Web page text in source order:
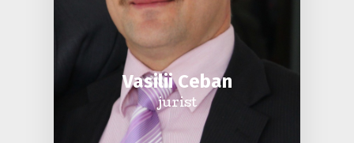
Vasilii Ceban
jurist